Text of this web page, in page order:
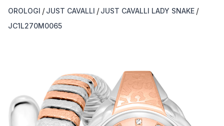
OROLOGI / JUST CAVALLI / JUST CAVALLI LADY SNAKE /
JC1L270M0065